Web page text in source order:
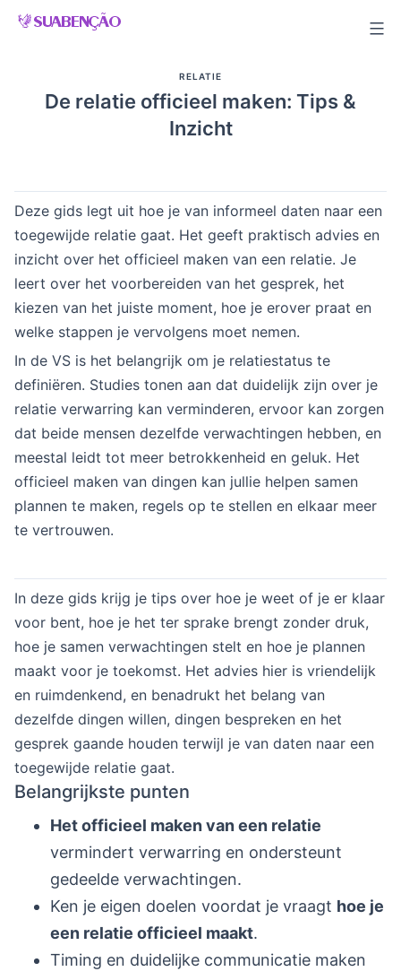
Skip
RELATIE
De relatie officieel maken: Tips &
Inzicht
Deze gids legt uit hoe je van informeel daten naar een
toegewijde relatie gaat. Het geeft praktisch advies en
inzicht over het officieel maken van een relatie. Je
leert over het voorbereiden van het gesprek, het
kiezen van het juiste moment, hoe je erover praat en
welke stappen je vervolgens moet nemen.
In de VS is het belangrijk om je relatiestatus te
definiëren. Studies tonen aan dat duidelijk zijn over je
relatie verwarring kan verminderen, ervoor kan zorgen
dat beide mensen dezelfde verwachtingen hebben, en
meestal leidt tot meer betrokkenheid en geluk. Het
officieel maken van dingen kan jullie helpen samen
plannen te maken, regels op te stellen en elkaar meer
te vertrouwen.
In deze gids krijg je tips over hoe je weet of je er klaar
voor bent, hoe je het ter sprake brengt zonder druk,
hoe je samen verwachtingen stelt en hoe je plannen
maakt voor je toekomst. Het advies hier is vriendelijk
en ruimdenkend, en benadrukt het belang van
dezelfde dingen willen, dingen bespreken en het
gesprek gaande houden terwijl je van daten naar een
toegewijde relatie gaat.
Belangrijkste punten
Het officieel maken van een relatie
vermindert verwarring en ondersteunt
gedeelde verwachtingen.
Ken je eigen doelen voordat je vraagt hoe je
een relatie officieel maakt.
Timing en duidelijke communicatie maken